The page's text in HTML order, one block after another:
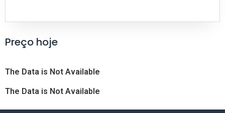
Preço hoje
The Data is Not Available
The Data is Not Available